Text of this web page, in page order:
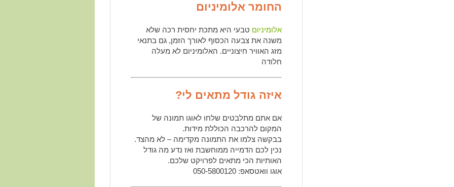
החומר אלומיניום
אלומיניום טבעי היא מתכת יחסית רכה שלא
משנה את צבעה הכסוף לאורך הזמן, גם בתנאי
מזג האוויר חיצוניים. האלומיניום לא מעלה
חלודה
איזה גודל מתאים לי?
אם אתם מתלבטים שלחו לאוגו תמונה של
המקום להרכבה הכוללת מידות.
בבקשה צלמו את התמונה מקדימה – לא מהצד.
נכין לכם הדמייה ממוחשבת ואז נדע מה גודל
האותיות הכי מתאים לפרויקט שלכם.
אוגו וואטסאפ: 050-5800120